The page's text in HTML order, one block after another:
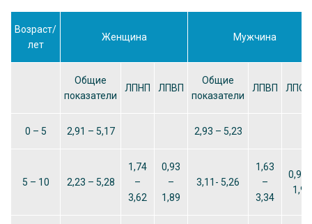
Возраст/
лет
Женщина Мужчина
Общие
показатели
ЛПНП ЛПВП
Общие
показатели
ЛПВП
0 – 5 2,91 – 5,17 2,93 – 5,23
5 – 10 2,23 – 5,28
1,74
–
3,62
0,93
–
1,89
3,11- 5,26
1,63
–
3,34
0,98
1,94